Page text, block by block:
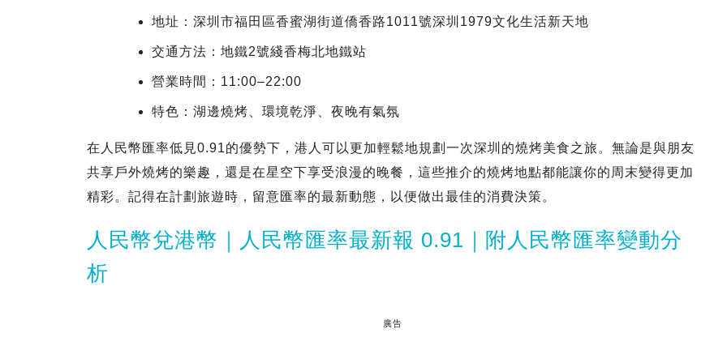
地址：深圳市福田區香蜜湖街道僑香路1011號深圳1979文化生活新天地
交通方法：地鐵2號綫香梅北地鐵站
營業時間：11:00–22:00
特色：湖邊燒烤、環境乾淨、夜晚有氣氛
在人民幣匯率低見0.91的優勢下，港人可以更加輕鬆地規劃一次深圳的燒烤美食之旅。無論是與朋友
共享戶外燒烤的樂趣，還是在星空下享受浪漫的晚餐，這些推介的燒烤地點都能讓你的周末變得更加
精彩。記得在計劃旅遊時，留意匯率的最新動態，以便做出最佳的消費決策。
人民幣兌港幣｜人民幣匯率最新報 0.91｜附人民幣匯率變動分
析
廣告